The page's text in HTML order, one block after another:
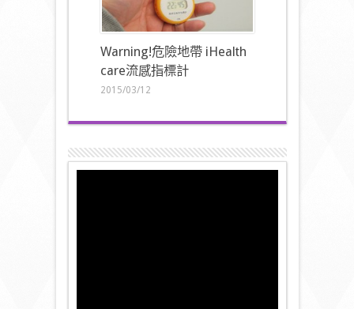
Warning!危險地帶 iHealth
care流感指標計
2015/03/12